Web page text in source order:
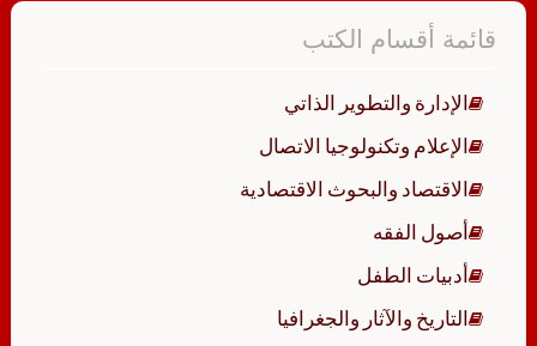
قائمة أقسام الكتب
الإدارة والتطوير الذاتي
الإعلام وتكنولوجيا الاتصال
الاقتصاد والبحوث الاقتصادية
أصول الفقه
أدبيات الطفل
التاريخ والآثار والجغرافيا